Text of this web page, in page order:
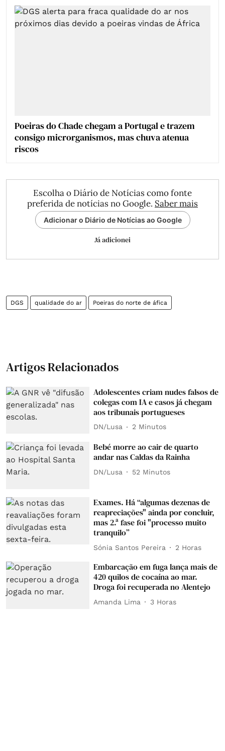
Poeiras do Chade chegam a Portugal e trazem
consigo microrganismos, mas chuva atenua
riscos
Escolha o Diário de Notícias como fonte
preferida de notícias no Google. Saber mais
Adicionar o Diário de Notícias ao Google
Já adicionei
DGS qualidade do ar Poeiras do norte de áfica
Artigos Relacionados
Adolescentes criam nudes falsos de
colegas com IA e casos já chegam
aos tribunais portugueses
DN/Lusa 2 Minutos
Bebé morre ao cair de quarto
andar nas Caldas da Rainha
DN/Lusa 52 Minutos
Exames. Há “algumas dezenas de
reapreciações" ainda por concluir,
mas 2.ª fase foi "processo muito
tranquilo”
Sónia Santos Pereira 2 Horas
Embarcação em fuga lança mais de
420 quilos de cocaína ao mar.
Droga foi recuperada no Alentejo
Amanda Lima 3 Horas